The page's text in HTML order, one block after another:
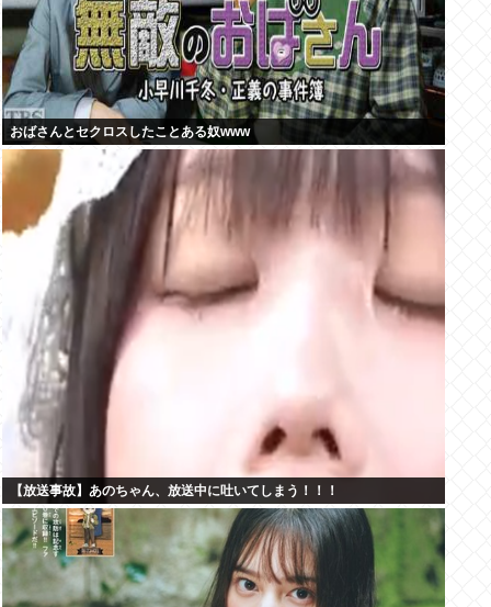
おばさんとセクロスしたことある奴www
【放送事故】あのちゃん、放送中に吐いてしまう！！！